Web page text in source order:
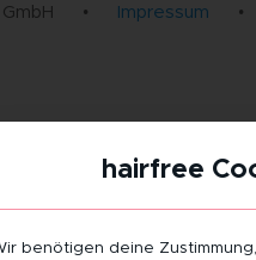
• Impressum •
hairfree
benötigen deine